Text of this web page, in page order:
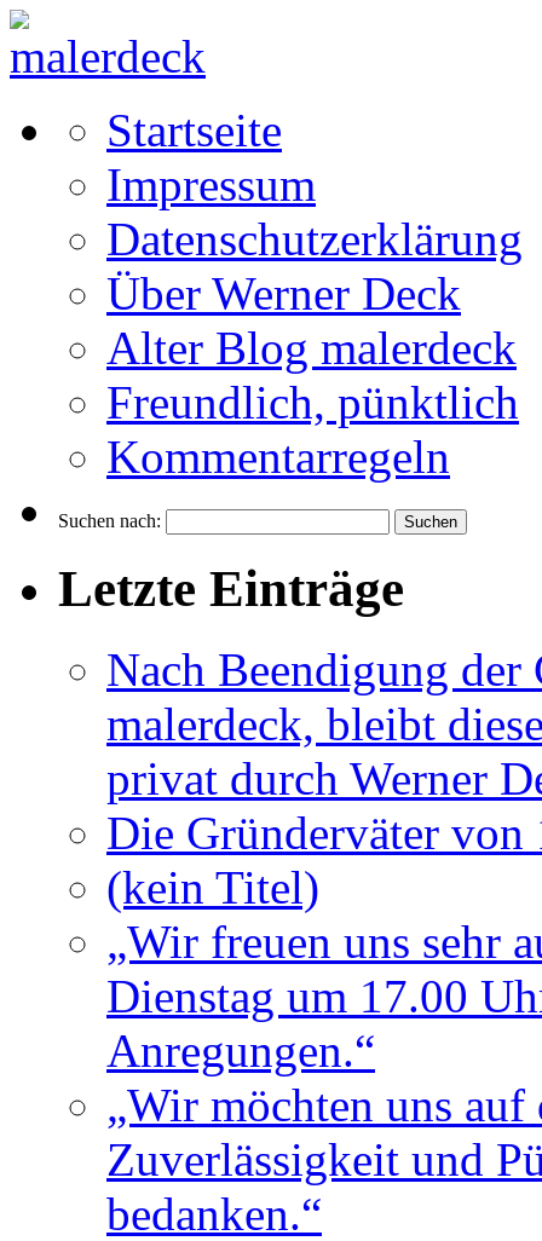
Startseite
Impressum
Datenschutzerklärung
Über Werner Deck
Alter Blog malerdeck
Freundlich, pünktlich
Kommentarregeln
Suchen nach:
Letzte Einträge
Nach Beendigung
malerdeck, bleibt
privat durch Werner
Die Gründerväter
(kein Titel)
„Wir freuen uns sehr
Dienstag um 17.00
Anregungen.“
„Wir möchten uns
Zuverlässigkeit und
bedanken.“